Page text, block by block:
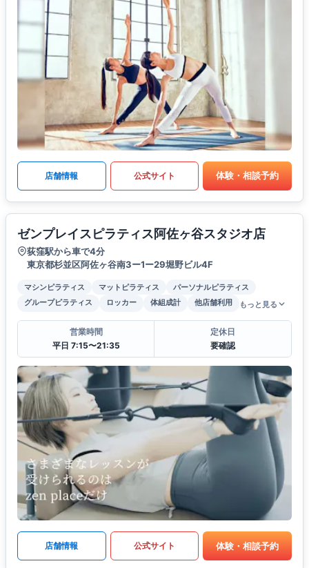
店舗情報 公式サイト 体験・相談予約
ゼンプレイスピラティス阿佐ヶ谷スタジオ店
荻窪駅から車で4分
東京都杉並区阿佐ヶ谷南3ー1ー29堀野ビル4F
マシンピラティス マットピラティス
パーソナルピラティス
グループピラティス
ロッカー 体組成計 他店舗利用 もっと見る
営業時間
平日 7:15〜21:35
定休日
要確認
店舗情報 公式サイト 体験・相談予約